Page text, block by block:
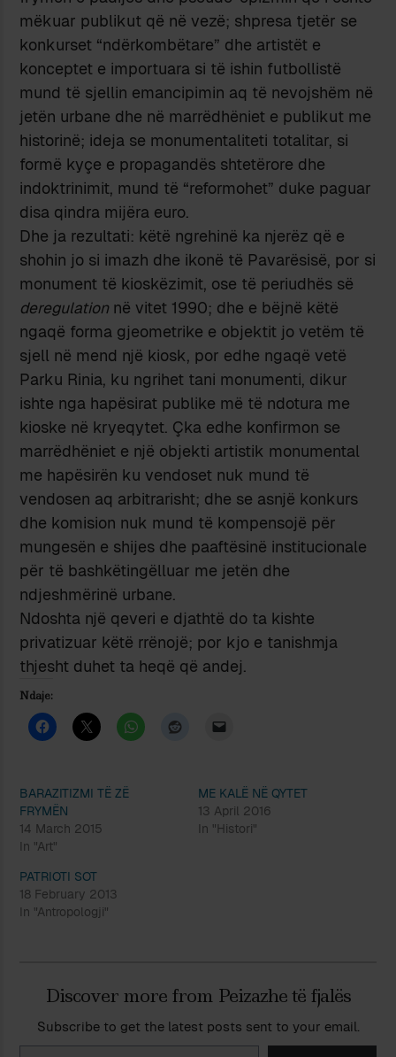
mëkuar publikut që në vezë; shpresa tjetër se
konkurset “ndërkombëtare” dhe artistët e
konceptet e importuara si të ishin futbollistë
mund të sjellin emancipimin aq të nevojshëm në
jetën urbane dhe në marrëdhëniet e publikut me
historinë; ideja se monumentaliteti totalitar, si
formë kyçe e propagandës shtetërore dhe
indoktrinimit, mund të “reformohet” duke paguar
disa qindra mijëra euro.
Dhe ja rezultati: këtë ngrehinë ka njerëz që e
shohin jo si imazh dhe ikonë të Pavarësisë, por si
monument të kioskëzimit, ose të periudhës së
deregulation në vitet 1990; dhe e bëjnë këtë
ngaqë forma gjeometrike e objektit jo vetëm të
sjell në mend një kiosk, por edhe ngaqë vetë
Parku Rinia, ku ngrihet tani monumenti, dikur
ishte nga hapësirat publike më të ndotura me
kioske në kryeqytet. Çka edhe konfirmon se
marrëdhëniet e një objekti artistik monumental
me hapësirën ku vendoset nuk mund të
vendosen aq arbitrarisht; dhe se asnjë konkurs
dhe komision nuk mund të kompensojë për
mungesën e shijes dhe paaftësinë institucionale
për të bashkëtingëlluar me jetën dhe
ndjeshmërinë urbane.
Ndoshta një qeveri e djathtë do ta kishte
privatizuar këtë rrënojë; por kjo e tanishmja
thjesht duhet ta heqë që andej.
Ndaje:
BARAZITIZMI TË ZË
FRYMËN
14 March 2015
In "Art"
ME KALË NË QYTET
13 April 2016
In "Histori"
PATRIOTI SOT
18 February 2013
In "Antropologji"
Discover more from Peizazhe të fjalës
Subscribe to get the latest posts sent to your email.
Type your email…